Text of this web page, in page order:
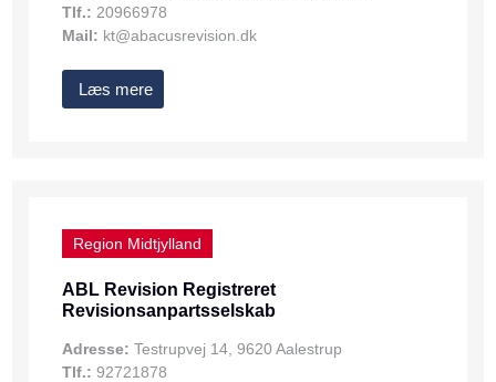
Tlf.: 20966978
Mail: kt@abacusrevision.dk
Læs mere
Region Midtjylland
ABL Revision Registreret
Revisionsanpartsselskab
Adresse: Testrupvej 14, 9620 Aalestrup
Tlf.: 92721878